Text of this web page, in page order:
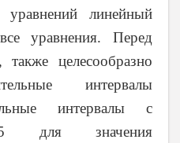
уравнений линейный
уравнения. Перед
также целесообразно
интервалы
интервалы с
для значения